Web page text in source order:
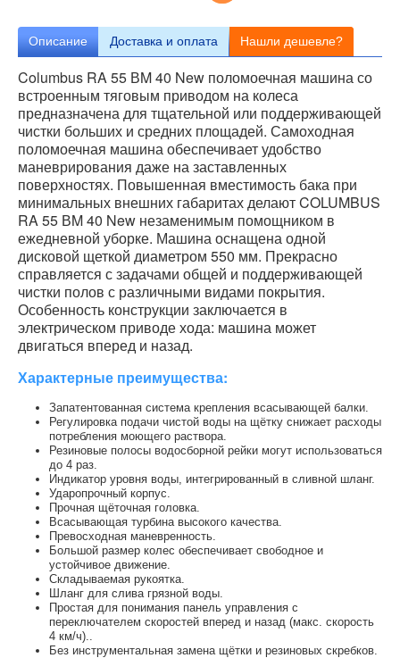
Описание Доставка и оплата Нашли дешевле?
Columbus RA 55 ВM 40 New поломоечная машина со
встроенным тяговым приводом на колеса
предназначена для тщательной или поддерживающей
чистки больших и средних площадей. Самоходная
поломоечная машина обеспечивает удобство
маневрирования даже на заставленных
поверхностях. Повышенная вместимость бака при
минимальных внешних габаритах делают COLUMBUS
RA 55 ВM 40 New незаменимым помощником в
ежедневной уборке. Машина оснащена одной
дисковой щеткой диаметром 550 мм. Прекрасно
справляется с задачами общей и поддерживающей
чистки полов с различными видами покрытия.
Особенность конструкции заключается в
электрическом приводе хода: машина может
двигаться вперед и назад.
Характерные преимущества:
Запатентованная система крепления всасывающей балки.
Регулировка подачи чистой воды на щётку снижает расходы
потребления моющего раствора.
Резиновые полосы водосборной рейки могут использоваться
до 4 раз.
Индикатор уровня воды, интегрированный в сливной шланг.
Ударопрочный корпус.
Прочная щёточная головка.
Всасывающая турбина высокого качества.
Превосходная маневренность.
Большой размер колес обеспечивает свободное и
устойчивое движение.
Складываемая рукоятка.
Шланг для слива грязной воды.
Простая для понимания панель управления с
переключателем скоростей вперед и назад (макс. скорость
4 км/ч)..
Без инструментальная замена щётки и резиновых скребков.